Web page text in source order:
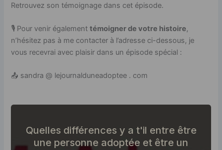
Retrouvez son témoignage dans cet épisode.
🎙️ Pour venir égalementtémoigner de votre histoire,
n’hésitez pas à me contacter à l’adresse ci-dessous, je
vous recevrai avec plaisir dans un épisode spécial :
📤 sandra @ lejournalduneadoptee . com
Quelles différences y a t'il entre être
une personne adoptée et être un